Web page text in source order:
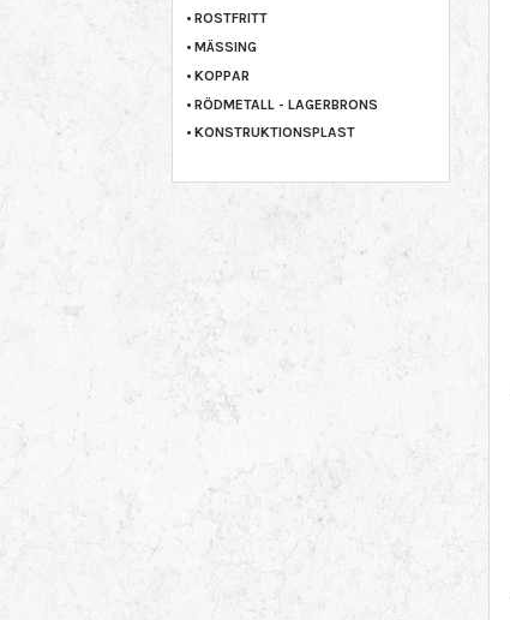
ROSTFRITT
MÄSSING
KOPPAR
RÖDMETALL - LAGERBRONS
KONSTRUKTIONSPLAST